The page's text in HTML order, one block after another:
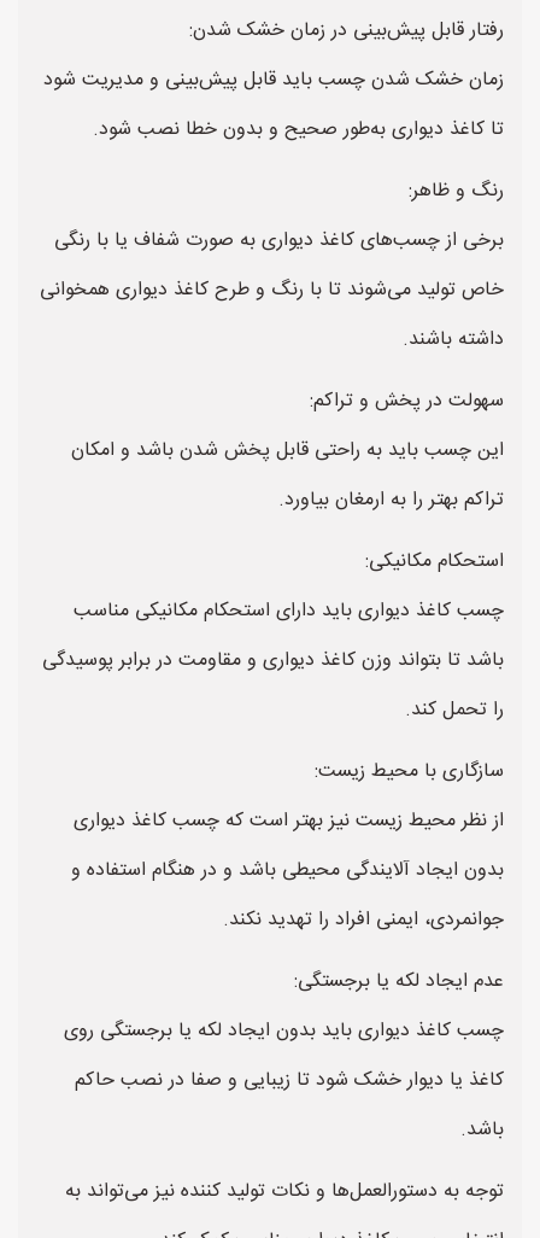
رفتار قابل پیش‌بینی در زمان خشک شدن:
زمان خشک شدن چسب باید قابل پیش‌بینی و مدیریت شود
تا کاغذ دیواری به‌طور صحیح و بدون خطا نصب شود.
رنگ و ظاهر:
برخی از چسب‌های کاغذ دیواری به صورت شفاف یا با رنگی
خاص تولید می‌شوند تا با رنگ و طرح کاغذ دیواری همخوانی
داشته باشند.
سهولت در پخش و تراکم:
این چسب باید به راحتی قابل پخش شدن باشد و امکان
تراکم بهتر را به ارمغان بیاورد.
استحکام مکانیکی:
چسب کاغذ دیواری باید دارای استحکام مکانیکی مناسب
باشد تا بتواند وزن کاغذ دیواری و مقاومت در برابر پوسیدگی
را تحمل کند.
سازگاری با محیط زیست:
از نظر محیط زیست نیز بهتر است که چسب کاغذ دیواری
بدون ایجاد آلایندگی محیطی باشد و در هنگام استفاده و
جوانمردی، ایمنی افراد را تهدید نکند.
عدم ایجاد لکه یا برجستگی:
چسب کاغذ دیواری باید بدون ایجاد لکه یا برجستگی روی
کاغذ یا دیوار خشک شود تا زیبایی و صفا در نصب حاکم
باشد.
توجه به دستورالعمل‌ها و نکات تولید کننده نیز می‌تواند به